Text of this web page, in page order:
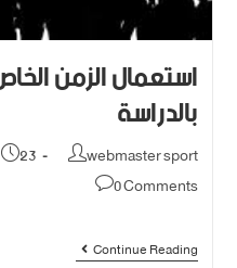
استعمال الزمن
بالدراسة
webmaster sport 23 مارس 2021
0 Comments
Continue Reading